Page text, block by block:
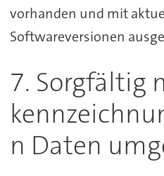
vorhanden und mit
Softwareversionen
7. Sorgfältig
n Daten